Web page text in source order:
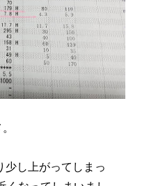
少し上がってしまっ